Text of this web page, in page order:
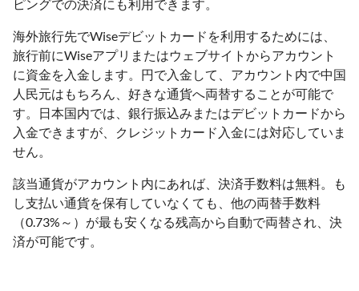
ピングでの決済にも利用できます。
海外旅行先でWiseデビットカードを利用するためには、
旅行前にWiseアプリまたはウェブサイトからアカウント
に資金を入金します。円で入金して、アカウント内で中国
人民元はもちろん、好きな通貨へ両替することが可能で
す。日本国内では、銀行振込みまたはデビットカードから
入金できますが、クレジットカード入金には対応していま
せん。
該当通貨がアカウント内にあれば、決済手数料は無料。も
し支払い通貨を保有していなくても、他の両替手数料
（0.73%～）が最も安くなる残高から自動で両替され、決
済が可能です。